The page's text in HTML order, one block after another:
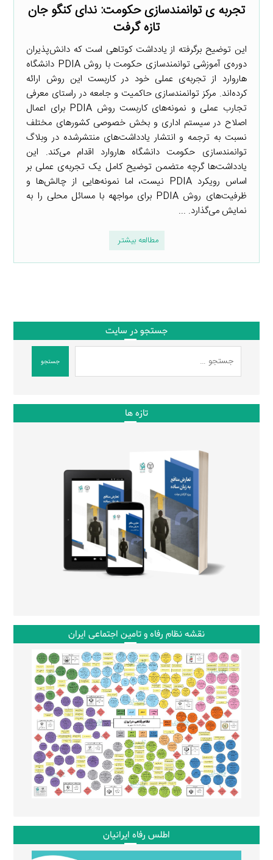
تجربه ی توانمندسازی حکومت: ندای کنگو جان
تازه گرفت
این توضیح برگرفته از یادداشت کوتاهی است که دانش‌پذیران
دوره‌ی آموزشی توانمندسازی حکومت با روش PDIA دانشگاه
هاروارد از تجربه‌ی عملی خود در کاربست این روش ارائه
کرده‌اند. مرکز توانمندسازی حاکمیت و جامعه در راستای معرفی
تجارب عملی و نمونه‌های کاربست روش PDIA برای اعمال
اصلاح در سیستم اداری و بخش خصوصی کشورهای مختلف
نسبت به ترجمه و انتشار یادداشت‌های منتشرشده در وبلاگ
توانمندسازی حکومت دانشگاه هاروارد اقدام می‌کند. این
یادداشت‌ها گرچه متضمن توضیح کامل یک تجربه‌ی عملی بر
اساس رویکرد PDIA نیست، اما نمونه‌هایی از چالش‌ها و
ظرفیت‌های روش PDIA برای مواجهه با مسائل محلی را به
نمایش می‌گذارد. ...
مطالعه بیشتر
جستجو در سایت
جستجو
تازه ها
نقشه نظام رفاه و تامین اجتماعی ایران
اطلس رفاه ایرانیان